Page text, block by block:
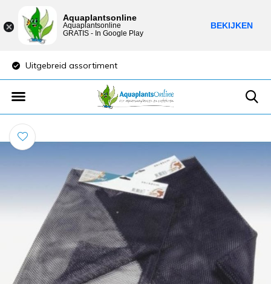
Uitgebreid assortiment
Aquaplantsonline
Aquaplantsonline
GRATIS - In Google Play
BEKIJKEN